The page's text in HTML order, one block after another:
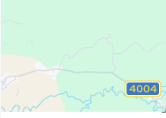
Praxiszeiten:
Termine nach